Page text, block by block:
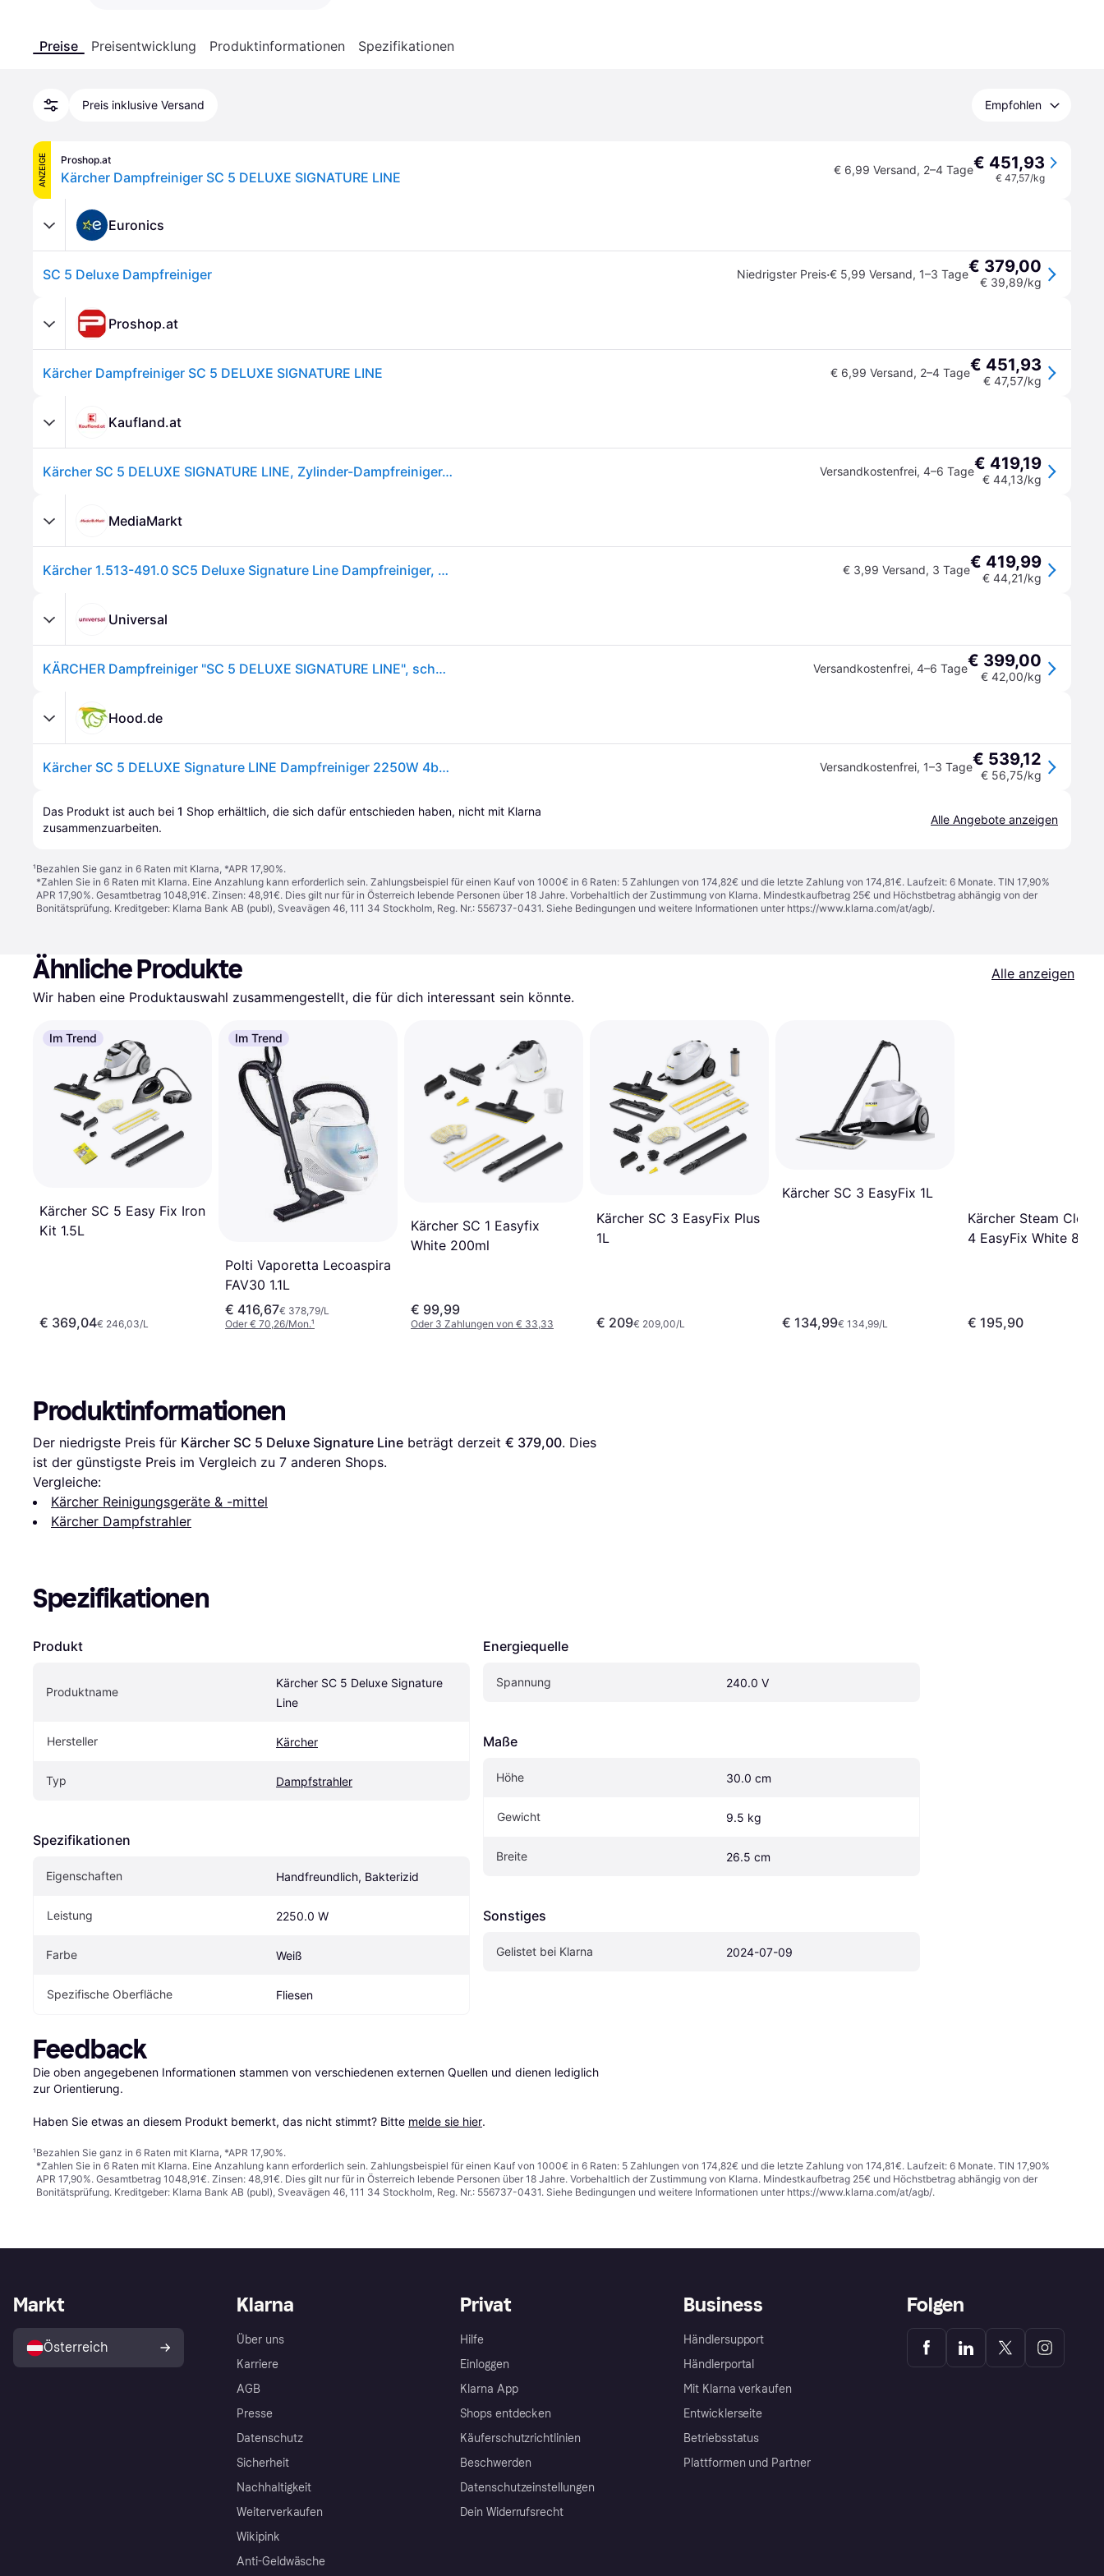
Preise Preisentwicklung Produktinformationen Spezifikationen
Preis inklusive Versand Empfohlen
ANZEIGE Proshop.at
Kärcher Dampfreiniger SC 5 DELUXE SIGNATURE LINE € 6,99 Versand, 2–4 Tage€ 451,93
€ 47,57/kg
Euronics
SC 5 Deluxe Dampfreiniger Niedrigster Preis·€ 5,99 Versand, 1–3 Tage€ 379,00
€ 39,89/kg
Proshop.at
Kärcher Dampfreiniger SC 5 DELUXE SIGNATURE LINE € 6,99 Versand, 2–4 Tage€ 451,93
€ 47,57/kg
Kaufland.at
Kärcher SC 5 DELUXE SIGNATURE LINE, Zylinder-Dampfreiniger, 1,3 l, Schwarz, Weiß, Drehregler, 50 cm, 100 cm Versandkostenfrei, 4–6 Tage€ 419,19
€ 44,13/kg
MediaMarkt
Kärcher 1.513-491.0 SC5 Deluxe Signature Line Dampfreiniger, Flächenleistung: 130 m², 2250 Watt - Weiß € 3,99 Versand, 3 Tage€ 419,99
€ 44,21/kg
Universal
KÄRCHER Dampfreiniger "SC 5 DELUXE SIGNATURE LINE", schwarz-weiß (weiß, schwarz), B:26,5cm H:30cm T:40cm, Mehrzwecksauger, Echtzeit-LED-Temperaturanzeige, VapoHydro-Funktion, Dampfreiniger Versandkostenfrei, 4–6 Tage€ 399,00
€ 42,00/kg
Hood.de
Kärcher SC 5 DELUXE Signature LINE Dampfreiniger 2250W 4bar 0.5 + 1.3L weiß Versandkostenfrei, 1–3 Tage€ 539,12
€ 56,75/kg
Das Produkt ist auch bei 1 Shop erhältlich, die sich dafür entschieden haben, nicht mit Klarna
zusammenzuarbeiten.
Alle Angebote anzeigen
¹Bezahlen Sie ganz in 6 Raten mit Klarna, *APR 17,90%.
*Zahlen Sie in 6 Raten mit Klarna. Eine Anzahlung kann erforderlich sein. Zahlungsbeispiel für einen Kauf von 1000€ in 6 Raten: 5 Zahlungen von 174,82€ und die letzte Zahlung von 174,81€. Laufzeit: 6 Monate. TIN 17,90%
APR 17,90%. Gesamtbetrag 1048,91€. Zinsen: 48,91€. Dies gilt nur für in Österreich lebende Personen über 18 Jahre. Vorbehaltlich der Zustimmung von Klarna. Mindestkaufbetrag 25€ und Höchstbetrag abhängig von der
Bonitätsprüfung. Kreditgeber: Klarna Bank AB (publ), Sveavägen 46, 111 34 Stockholm, Reg. Nr.: 556737-0431. Siehe Bedingungen und weitere Informationen unter https://www.klarna.com/at/agb/.
Ähnliche Produkte
Alle anzeigen
Wir haben eine Produktauswahl zusammengestellt, die für dich interessant sein könnte.
Im Trend
Kärcher SC 5 Easy Fix Iron
Kit 1.5L
€ 369,04€ 246,03/L
Im Trend
Polti Vaporetta Lecoaspira
FAV30 1.1L
€ 416,67€ 378,79/L
Oder € 70,26/Mon.¹
Kärcher SC 1 Easyfix
White 200ml
€ 99,99
Oder 3 Zahlungen von € 33,33
Kärcher SC 3 EasyFix Plus
1L
€ 209€ 209,00/L
Kärcher SC 3 EasyFix 1L
€ 134,99€ 134,99/L
Kärcher Steam
4 EasyFix White
€ 195,90
Produktinformationen
Der niedrigste Preis für Kärcher SC 5 Deluxe Signature Line beträgt derzeit € 379,00. Dies
ist der günstigste Preis im Vergleich zu 7 anderen Shops.
Vergleiche:
Kärcher Reinigungsgeräte & -mittel
Kärcher Dampfstrahler
Spezifikationen
Produkt
Produktname
Kärcher SC 5 Deluxe Signature
Line
Hersteller Kärcher
Typ Dampfstrahler
Spezifikationen
Eigenschaften Handfreundlich, Bakterizid
Leistung 2250.0 W
Farbe Weiß
Spezifische Oberfläche Fliesen
Energiequelle
Spannung 240.0 V
Maße
Höhe 30.0 cm
Gewicht 9.5 kg
Breite 26.5 cm
Sonstiges
Gelistet bei Klarna 2024-07-09
Feedback
Die oben angegebenen Informationen stammen von verschiedenen externen Quellen und dienen lediglich
zur Orientierung.
Haben Sie etwas an diesem Produkt bemerkt, das nicht stimmt? Bitte melde sie hier.
¹Bezahlen Sie ganz in 6 Raten mit Klarna, *APR 17,90%.
*Zahlen Sie in 6 Raten mit Klarna. Eine Anzahlung kann erforderlich sein. Zahlungsbeispiel für einen Kauf von 1000€ in 6 Raten: 5 Zahlungen von 174,82€ und die letzte Zahlung von 174,81€. Laufzeit: 6 Monate. TIN 17,90%
APR 17,90%. Gesamtbetrag 1048,91€. Zinsen: 48,91€. Dies gilt nur für in Österreich lebende Personen über 18 Jahre. Vorbehaltlich der Zustimmung von Klarna. Mindestkaufbetrag 25€ und Höchstbetrag abhängig von der
Bonitätsprüfung. Kreditgeber: Klarna Bank AB (publ), Sveavägen 46, 111 34 Stockholm, Reg. Nr.: 556737-0431. Siehe Bedingungen und weitere Informationen unter https://www.klarna.com/at/agb/.
Klarna
Über uns
Karriere
AGB
Presse
Datenschutz
Sicherheit
Nachhaltigkeit
Weiterverkaufen
Wikipink
Anti-Geldwäsche
Privat
Hilfe
Einloggen
Klarna App
Shops entdecken
Käuferschutzrichtlinien
Beschwerden
Datenschutzeinstellungen
Dein Widerrufsrecht
Business
Händlersupport
Händlerportal
Mit Klarna verkaufen
Entwicklerseite
Betriebsstatus
Plattformen und Partner
Markt
Österreich
Folgen